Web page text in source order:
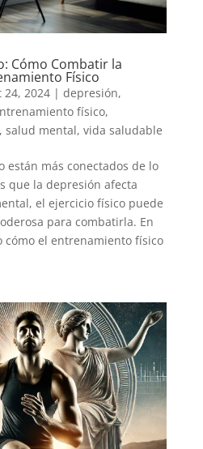
Cómo Combatir la
Físico
24, 2024| depresión,
físico,
salud mental, vida saludable
están más conectados de lo
que la depresión afecta
el ejercicio físico puede
para combatirla. En
cómo el entrenamiento físico